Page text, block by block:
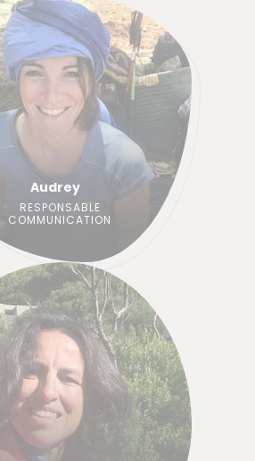
Audrey
RESPONSABLE
COMMUNICATION